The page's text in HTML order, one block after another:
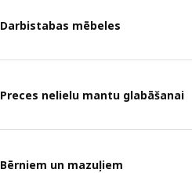
Darbistabas mēbeles
Preces nelielu mantu glabāšanai
Bērniem un mazuļiem